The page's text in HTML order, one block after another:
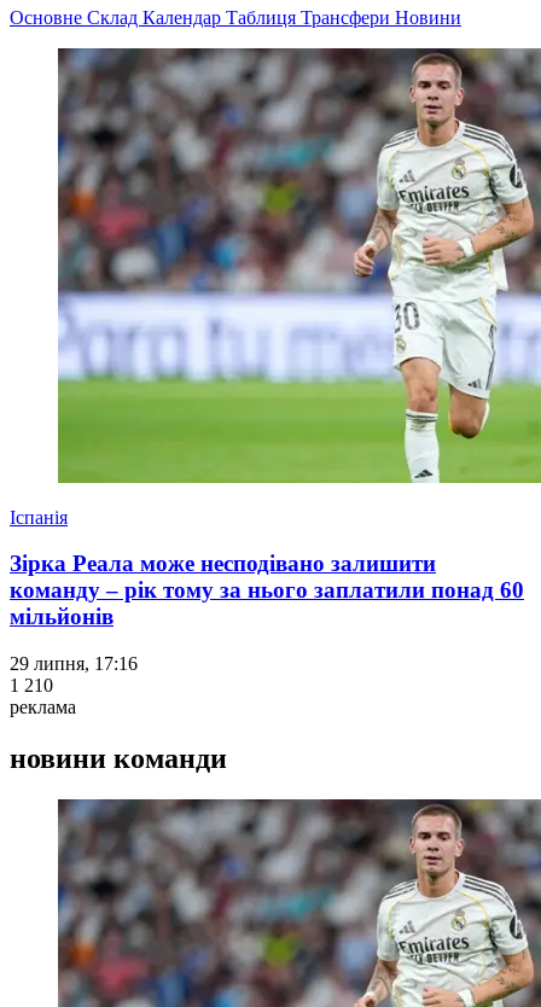
Основне Склад Календар Таблиця Трансфери Новини
Іспанія
Зірка Реала може несподівано залишити
команду – рік тому за нього заплатили понад 60
мільйонів
29 липня, 17:16
1 210
реклама
новини команди